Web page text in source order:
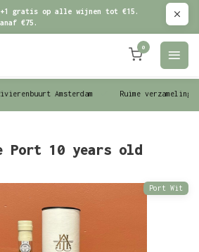
gratis op alle wijnen tot €15.
€75.
0
Amsterdam Ruime verzameling
Port 10 years old
Port Wit